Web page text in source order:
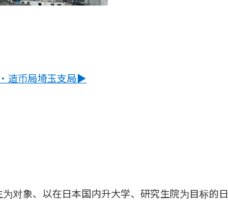
造币局埼玉支局▶
对象、以在日本国内升大学、研究生院为目标的日